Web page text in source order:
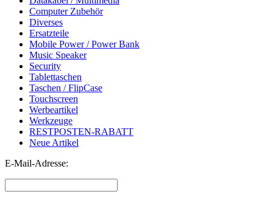
Computer Zubehör
Diverses
Ersatzteile
Mobile Power / Power Bank
Music Speaker
Security
Tablettaschen
Taschen / FlipCase
Touchscreen
Werbeartikel
Werkzeuge
RESTPOSTEN-RABATT
Neue Artikel
E-Mail-Adresse: